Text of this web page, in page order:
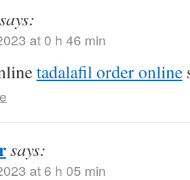
says:
at 0 h 46 min
tadalafil order online
says:
at 6 h 05 min